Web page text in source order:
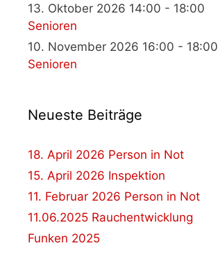
13. Oktober 2026 14:00 - 18:00
Senioren
10. November 2026 16:00 - 18:00
Senioren
Neueste Beiträge
18. April 2026 Person in Not
15. April 2026 Inspektion
11. Februar 2026 Person in Not
11.06.2025 Rauchentwicklung
Funken 2025